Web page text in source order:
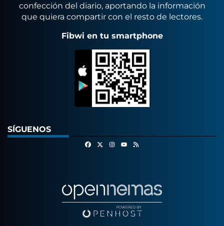
confección del diario, aportando la información
que quiera compartir con el resto de lectores.
Fibwi en tu smartphone
SÍGUENOS
FacebookInstagram